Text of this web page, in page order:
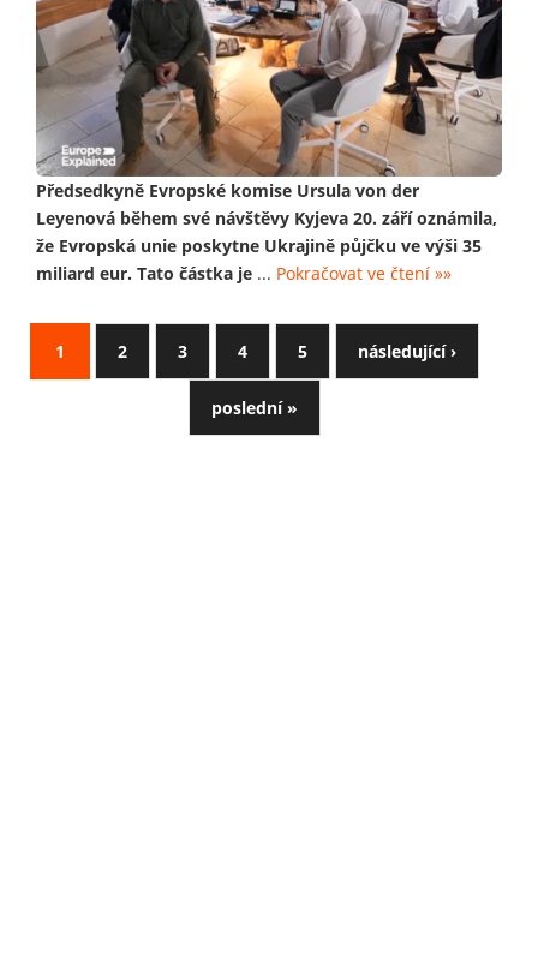
Předsedkyně Evropské komise Ursula von der
Leyenová během své návštěvy Kyjeva 20. září oznámila,
že Evropská unie poskytne Ukrajině půjčku ve výši 35
miliard eur. Tato částka je ... Pokračovat ve čtení »»
1 2 3 4 5 následující ›
poslední »